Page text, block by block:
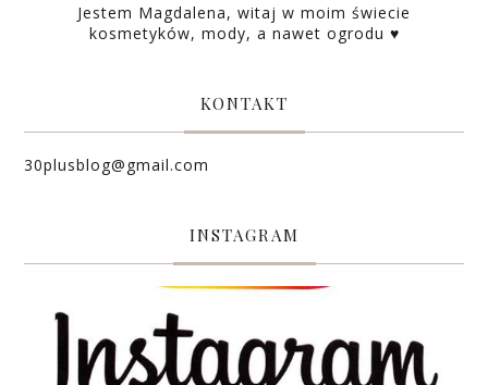
Jestem Magdalena, witaj w moim świecie
kosmetyków, mody, a nawet ogrodu ♥
KONTAKT
30plusblog@gmail.com
INSTAGRAM